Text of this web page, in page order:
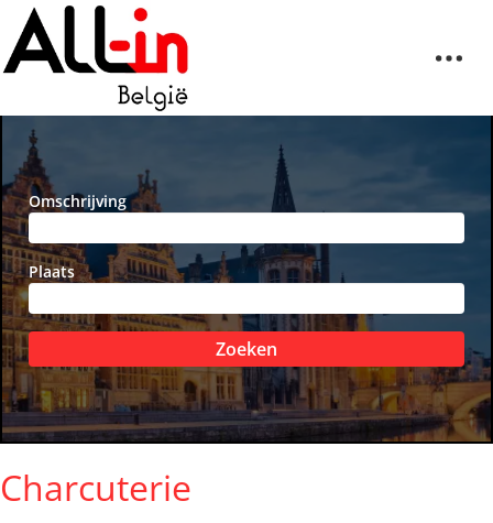
Omschrijving
Plaats
Zoeken
Charcuterie